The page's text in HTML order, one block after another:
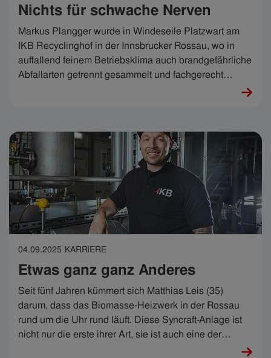
Nichts für schwache Nerven
Markus Plangger wurde in Windeseile Platzwart am
IKB Recyclinghof in der Innsbrucker Rossau, wo in
auffallend feinem Betriebsklima auch brandgefährliche
Abfallarten getrennt gesammelt und fachgerecht
04.09.2025 KARRIERE
Etwas ganz ganz Anderes
Seit fünf Jahren kümmert sich Matthias Leis (35)
darum, dass das Biomasse-Heizwerk in der Rossau
rund um die Uhr rund läuft. Diese Syncraft-Anlage ist
nicht nur die erste ihrer Art, sie ist auch eine der
kniffligsten und smartesten der IKB. Matthias schafft es,